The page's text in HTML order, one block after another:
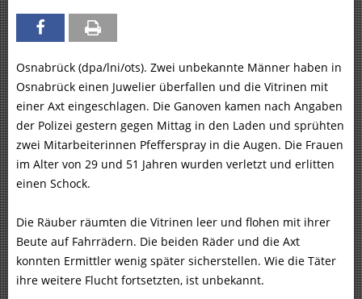
Osnabrück (dpa/lni/ots). Zwei unbekannte Männer haben in
Osnabrück einen Juwelier überfallen und die Vitrinen mit
einer Axt eingeschlagen. Die Ganoven kamen nach Angaben
der Polizei gestern gegen Mittag in den Laden und sprühten
zwei Mitarbeiterinnen Pfefferspray in die Augen. Die Frauen
im Alter von 29 und 51 Jahren wurden verletzt und erlitten
einen Schock.
Die Räuber räumten die Vitrinen leer und flohen mit ihrer
Beute auf Fahrrädern. Die beiden Räder und die Axt
konnten Ermittler wenig später sicherstellen. Wie die Täter
ihre weitere Flucht fortsetzten, ist unbekannt.